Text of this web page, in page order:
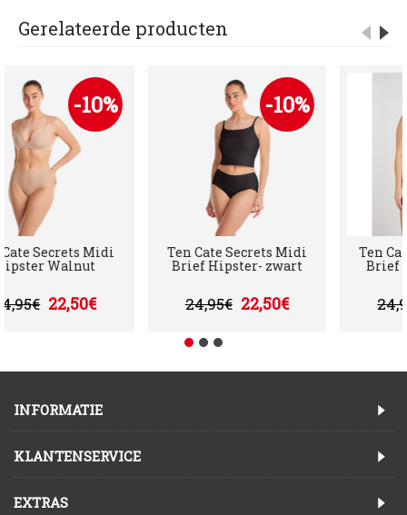
Gerelateerde producten
-10%
Cate Secrets Midi
Hipster Walnut
24,95€ 22,50€
-10%
Ten Cate Secrets Midi
Brief Hipster- zwart
24,95€ 22,50€
Ten
INFORMATIE
KLANTENSERVICE
EXTRAS